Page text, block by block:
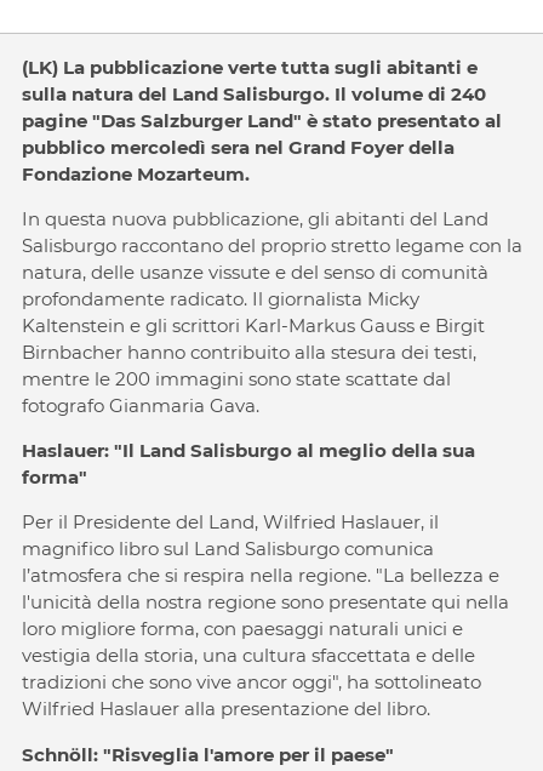
(LK) La pubblicazione verte tutta sugli abitanti e
sulla natura del Land Salisburgo. Il volume di 240
pagine "Das Salzburger Land" è stato presentato al
pubblico mercoledì sera nel Grand Foyer della
Fondazione Mozarteum.
In questa nuova pubblicazione, gli abitanti del Land
Salisburgo raccontano del proprio stretto legame con la
natura, delle usanze vissute e del senso di comunità
profondamente radicato. Il giornalista Micky
Kaltenstein e gli scrittori Karl-Markus Gauss e Birgit
Birnbacher hanno contribuito alla stesura dei testi,
mentre le 200 immagini sono state scattate dal
fotografo Gianmaria Gava.
Haslauer: "Il Land Salisburgo al meglio della sua
forma"
Per il Presidente del Land, Wilfried Haslauer, il
magnifico libro sul Land Salisburgo comunica
l’atmosfera che si respira nella regione. "La bellezza e
l'unicità della nostra regione sono presentate qui nella
loro migliore forma, con paesaggi naturali unici e
vestigia della storia, una cultura sfaccettata e delle
tradizioni che sono vive ancor oggi", ha sottolineato
Wilfried Haslauer alla presentazione del libro.
Schnöll: "Risveglia l'amore per il paese"